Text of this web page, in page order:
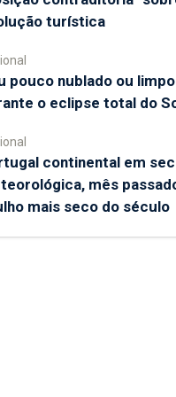
turística
pouco nublado ou limpo
o eclipse total do
continental em
mês
mais seco do século